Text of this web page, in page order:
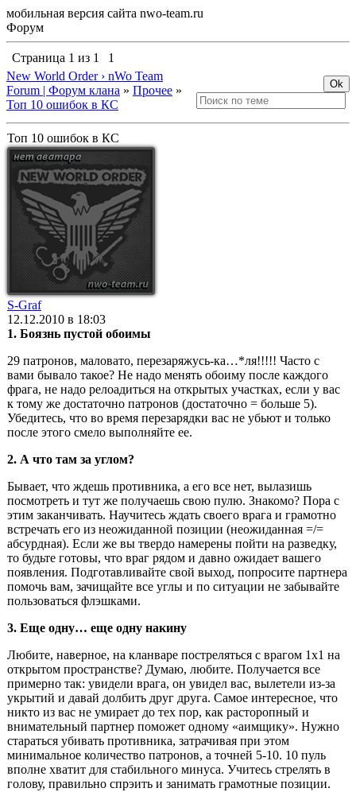
мобильная версия сайта nwo-team.ru
Форум
Страница 1 из 1
1
New World Order › nWo Team
Forum | Форум клана » Прочее »
Топ 10 ошибок в КС
Топ 10 ошибок в КС
S-Graf
12.12.2010 в 18:03
1. Боязнь пустой обоимы
29 патронов, маловато, перезаряжусь-ка…*ля!!!!! Часто с
вами бывало такое? Не надо менять обоиму после каждого
фрага, не надо релоадиться на открытых участках, если у вас
к тому же достаточно патронов (достаточно = больше 5).
Убедитесь, что во время перезарядки вас не убьют и только
после этого смело выполняйте ее.
2. А что там за углом?
Бывает, что ждешь противника, а его все нет, вылазишь
посмотреть и тут же получаешь свою пулю. Знакомо? Пора с
этим заканчивать. Научитесь ждать своего врага и грамотно
встречать его из неожиданной позиции (неожиданная =/=
абсурдная). Если же вы твердо намерены пойти на разведку,
то будьте готовы, что враг рядом и давно ожидает вашего
появления. Подготавливайте свой выход, попросите партнера
помочь вам, зачищайте все углы и по ситуации не забывайте
пользоваться флэшками.
3. Еще одну… еще одну накину
Любите, наверное, на кланваре постреляться с врагом 1х1 на
открытом пространстве? Думаю, любите. Получается все
примерно так: увидели врага, он увидел вас, вылетели из-за
укрытий и давай долбить друг друга. Самое интересное, что
никто из вас не умирает до тех пор, как расторопный и
внимательный партнер поможет одному «аимщику». Нужно
стараться убивать противника, затрачивая при этом
минимальное количество патронов, а точней 5-10. 10 пуль
вполне хватит для стабильного минуса. Учитесь стрелять в
голову, правильно спрэить и занимать грамотные позиции.